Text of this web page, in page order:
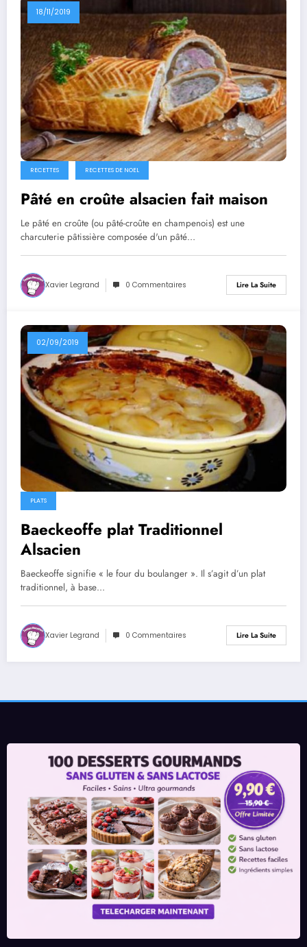
18/11/2019
RECETTES RECETTES DE NOEL
Pâté en croûte alsacien fait maison
Le pâté en croûte (ou pâté-croûte en champenois) est une
charcuterie pâtissière composée d'un pâté…
Xavier Legrand 0 Commentaires Lire La Suite
02/09/2019
PLATS
Baeckeoffe plat Traditionnel
Alsacien
Baeckeoffe signifie « le four du boulanger ». Il s’agit d’un plat
traditionnel, à base…
Xavier Legrand 0 Commentaires Lire La Suite